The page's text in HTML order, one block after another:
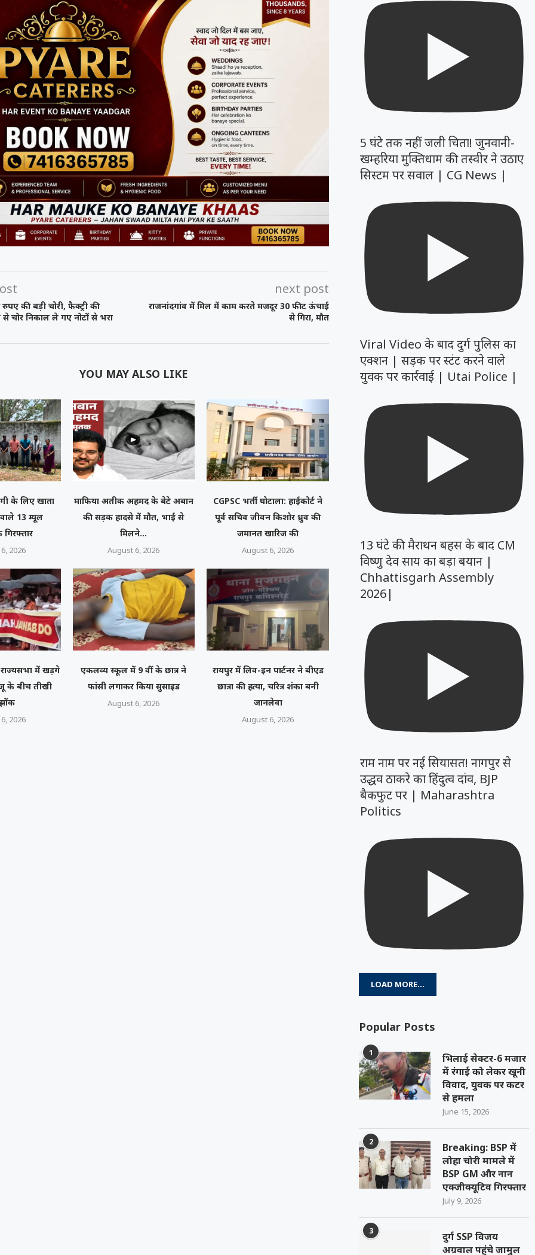
की बड़ी चोरी, फैक्ट्री की
चोर निकाल ले गए नोटों से भरा
next post
राजनांदगांव में मिल में काम करते मजदूर 30 फीट ऊंचाई
से गिरा, मौत
YOU MAY ALSO LIKE
के लिए खाता
13 म्यूल
गिरफ्तार
2026
माफिया अतीक अहमद के बेटे अबान
की सड़क हादसे में मौत, भाई से
मिलने...
August 6, 2026
CGPSC भर्ती घोटाला: हाईकोर्ट ने
पूर्व सचिव जीवन किशोर ध्रुव की
जमानत खारिज की
August 6, 2026
में खड़गे
के बीच तीखी
2026
एकलव्य स्कूल में 9 वीं के छात्र ने
फांसी लगाकर किया सुसाइड
August 6, 2026
रायपुर में लिव-इन पार्टनर ने बीएड
छात्रा की हत्या, चरित्र शंका बनी
जानलेवा
August 6, 2026
5 घंटे तक नहीं जली चिता! जुनवानी-
खम्हरिया मुक्तिधाम की तस्वीर ने उठाए
सिस्टम पर सवाल | CG News |
Viral Video के बाद दुर्ग पुलिस का
एक्शन | सड़क पर स्टंट करने वाले
युवक पर कार्रवाई | Utai Police |
13 घंटे की मैराथन बहस के बाद CM
विष्णु देव साय का बड़ा बयान |
Chhattisgarh Assembly
2026|
राम नाम पर नई सियासत! नागपुर से
उद्धव ठाकरे का हिंदुत्व दांव, BJP
बैकफुट पर | Maharashtra
Politics
LOAD MORE...
Popular Posts
1
भिलाई सेक्टर-6 मजार
में रंगाई को लेकर खूनी
विवाद, युवक पर कटर
से हमला
June 15, 2026
2
Breaking: BSP में
लोहा चोरी मामले में
BSP GM और नान
एक्जीक्यूटिव गिरफ्तार
July 9, 2026
3
दुर्ग SSP विजय
अग्रवाल पहुंचे जामुल
रैना समेत 6
के फिल्म
में चमका